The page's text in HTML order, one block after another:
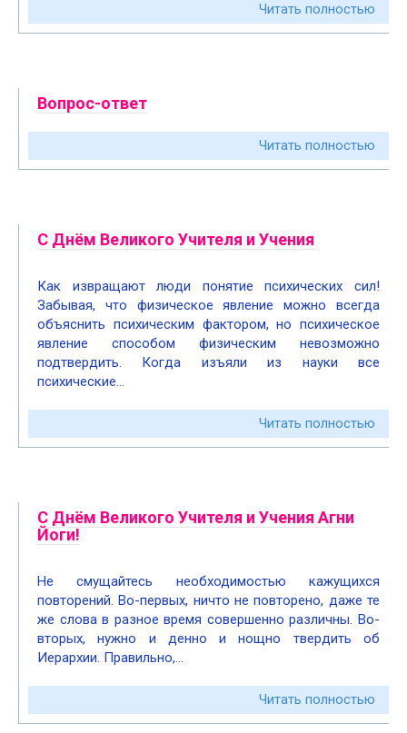
Читать полностью
Вопрос-ответ
Читать полностью
С Днём Великого Учителя и Учения
Как извращают люди понятие психических сил!
Забывая, что физическое явление можно всегда
объяснить психическим фактором, но психическое
явление способом физическим невозможно
подтвердить. Когда изъяли из науки все
психические…
Читать полностью
С Днём Великого Учителя и Учения Агни
Йоги!
Не смущайтесь необходимостью кажущихся
повторений. Во-первых, ничто не повторено, даже те
же слова в разное время совершенно различны. Во-
вторых, нужно и денно и нощно твердить об
Иерархии. Правильно,…
Читать полностью